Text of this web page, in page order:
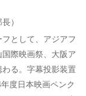
）
として、アジアフ
際映画祭、大阪ア
る。字幕投影装置
度日本映画ペンク